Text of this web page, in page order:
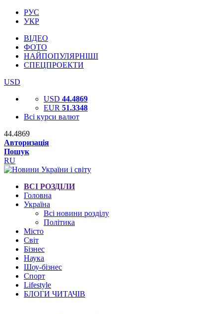
РУС
УКР
ВІДЕО
ФОТО
НАЙПОПУЛЯРНІШІ
СПЕЦПРОЕКТИ
USD
USD 44.4869
EUR 51.3348
Всі курси валют
44.4869
Авторизація
Пошук
RU
ВСІ РОЗДІЛИ
Головна
Україна
Всі новини розділу
Політика
Місто
Світ
Бізнес
Наука
Шоу-бізнес
Спорт
Lifestyle
БЛОГИ ЧИТАЧІВ